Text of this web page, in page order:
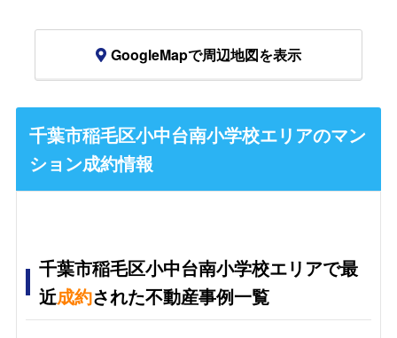
GoogleMapで周辺地図を表示
千葉市稲毛区小中台南小学校エリアのマン
ション成約情報
千葉市稲毛区小中台南小学校エリアで最
近成約された不動産事例一覧